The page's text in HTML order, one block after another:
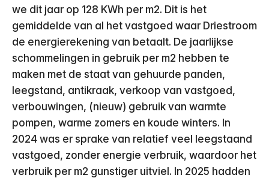
we dit jaar op 128 KWh per m2. Dit is het
gemiddelde van al het vastgoed waar Driestroom
de energierekening van betaalt. De jaarlijkse
schommelingen in gebruik per m2 hebben te
maken met de staat van gehuurde panden,
leegstand, antikraak, verkoop van vastgoed,
verbouwingen, (nieuw) gebruik van warmte
pompen, warme zomers en koude winters. In
2024 was er sprake van relatief veel leegstaand
vastgoed, zonder energie verbruik, waardoor het
verbruik per m2 gunstiger uitviel. In 2025 hadden